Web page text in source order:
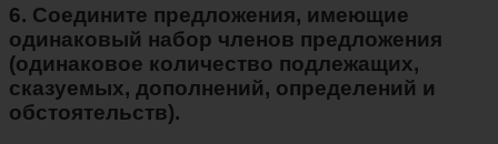
6. Соедините предложения, имеющие
одинаковый набор членов предложения
(одинаковое количество подлежащих,
сказуемых, дополнений, определений и
обстоятельств).